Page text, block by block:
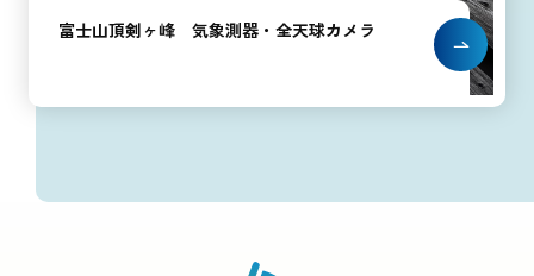
富士山頂剣ヶ峰 気象測器・全天球カメラ